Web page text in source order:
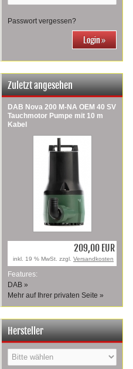
Passwort vergessen?
Zuletzt angesehen
DAB Nova 200 M-NA OEM 40 SV
Tauchmotor Pumpe mit 10 m
Kabel
209,00 EUR
inkl. 19 % MwSt. zzgl. Versandkosten
Features:
DAB »
Mehr auf Ihrer privaten Seite »
Hersteller